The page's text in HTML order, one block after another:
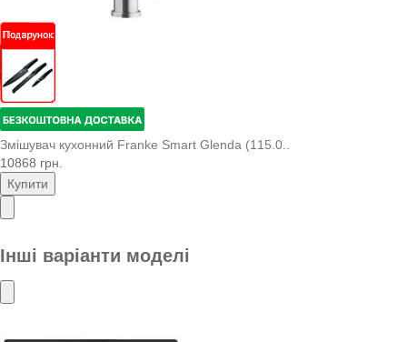
Змішувач кухонний Franke Smart Glenda (115.0..
10868 грн.
Купити
Інші варіанти моделі